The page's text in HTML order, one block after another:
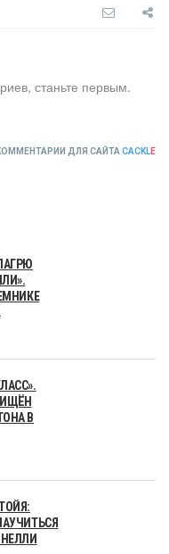
станьте первым.
ДЛЯ САЙТА CACKLE
В